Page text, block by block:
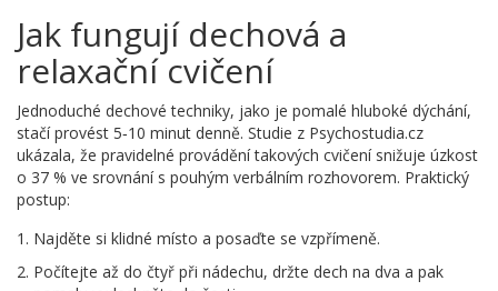
Jak fungují dechová a
relaxační cvičení
Jednoduché dechové techniky, jako je pomalé hluboké dýchání,
stačí provést 5‑10 minut denně. Studie z Psychostudia.cz
ukázala, že pravidelné provádění takových cvičení snižuje úzkost
o 37 % ve srovnání s pouhým verbálním rozhovorem. Praktický
postup:
Najděte si klidné místo a posaďte se vzpřímeně.
Počítejte až do čtyř při nádechu, držte dech na dva a pak